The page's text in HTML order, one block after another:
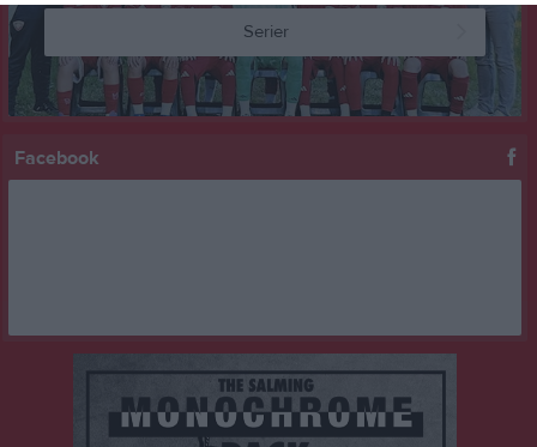
Serier
Facebook